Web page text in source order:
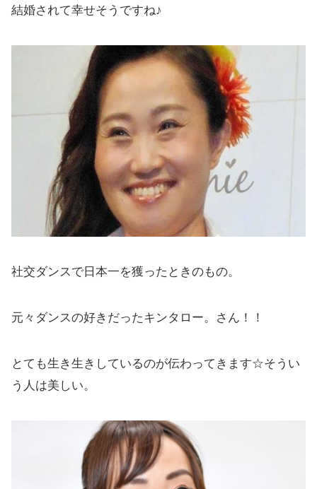
結婚されて幸せそうですね♪
社交ダンスで日本一を獲ったときのもの。
元々ダンスの好きだったキンタロー。さん！！
とても生き生きしているのが伝わってきます☆そうい
う人は美しい。